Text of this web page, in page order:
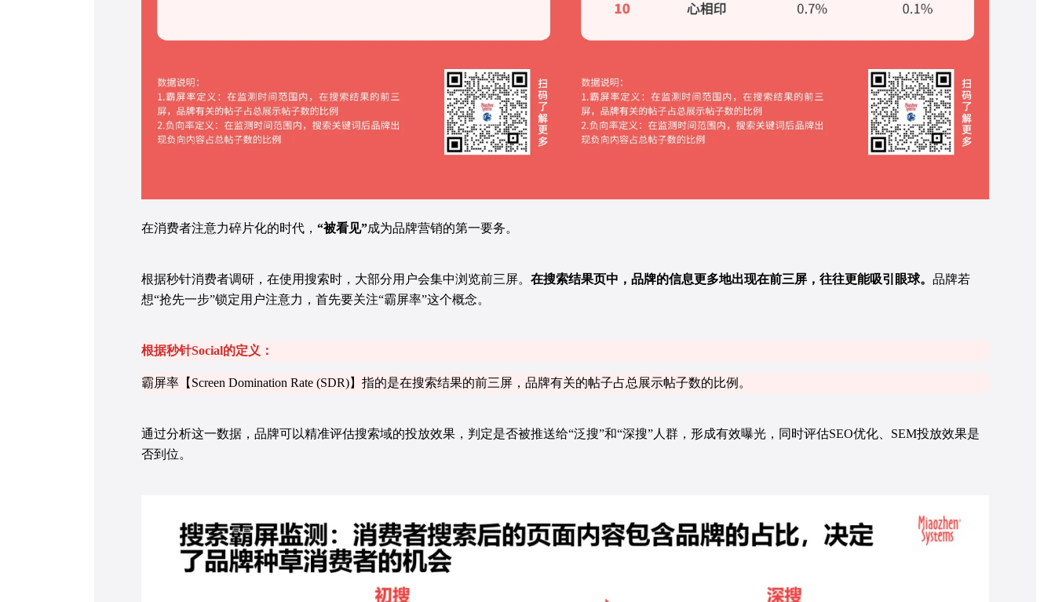
在消费者注意力碎片化的时代， “被看见”成为品牌营销的第一要务。
根据秒针消费者调研，在使用搜索时，大部分用户会集中浏览前三屏。 在搜索结果页中，品牌的信息更多地出现在前三屏，往往更能吸引眼球。 品牌若
想“抢先一步”锁定用户注意力，首先要关注“霸屏率”这个概念。
根据秒针Social的定义：
霸屏率【Screen Domination Rate (SDR)】指的是在搜索结果的前三屏，品牌有关的帖子占总展示帖子数的比例。
通过分析这一数据，品牌可以精准评估搜索域的投放效果，判定是否被推送给“泛搜”和“深搜”人群，形成有效曝光，同时评估SEO优化、SEM投放效果是
否到位。